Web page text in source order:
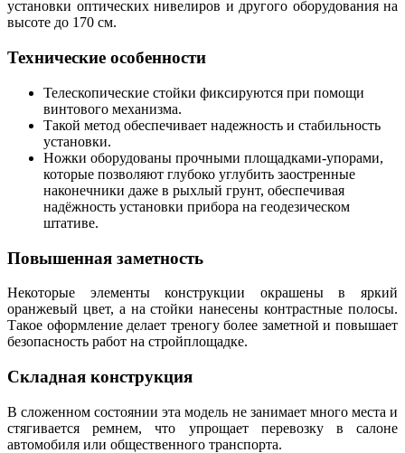
установки оптических нивелиров и другого оборудования на
высоте до 170 см.
Технические особенности
Телескопические стойки фиксируются при помощи
винтового механизма.
Такой метод обеспечивает надежность и стабильность
установки.
Ножки оборудованы прочными площадками-упорами,
которые позволяют глубоко углубить заостренные
наконечники даже в рыхлый грунт, обеспечивая
надёжность установки прибора на геодезическом
штативе.
Повышенная заметность
Некоторые элементы конструкции окрашены в яркий
оранжевый цвет, а на стойки нанесены контрастные полосы.
Такое оформление делает треногу более заметной и повышает
безопасность работ на стройплощадке.
Складная конструкция
В сложенном состоянии эта модель не занимает много места и
стягивается ремнем, что упрощает перевозку в салоне
автомобиля или общественного транспорта.